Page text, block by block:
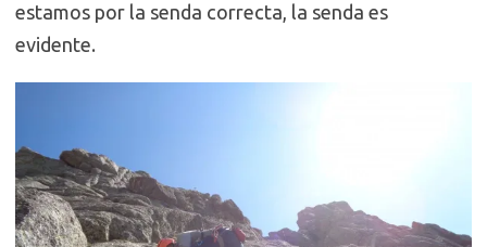
estamos por la senda correcta, la senda es
evidente.